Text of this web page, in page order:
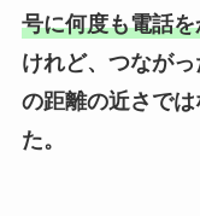
号に何度も電話
けれど、つなが
の距離の近さで
た。